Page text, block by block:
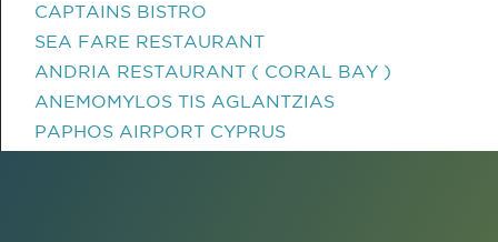
CAPTAINS BISTRO
SEA FARE RESTAURANT
ANDRIA RESTAURANT ( CORAL BAY )
ANEMOMYLOS TIS AGLANTZIAS
PAPHOS AIRPORT CYPRUS